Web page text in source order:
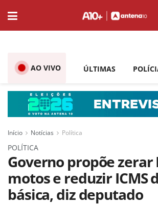
AO VIVO ÚLTIMAS
Início Notícias Política
POLÍTICA
Governo propõe zerar
motos e reduzir ICMS
básica, diz deputado